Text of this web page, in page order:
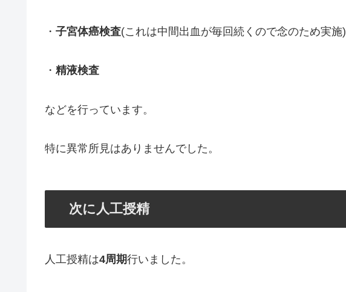
・ 子宮体癌検査(これは中間出血が毎回続くので念のため実施)
・ 精液検査
などを行っています。
特に異常所見はありませんでした。
次に人工授精
人工授精は4周期行いました。